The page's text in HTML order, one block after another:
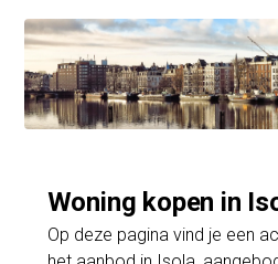
Woning kopen in
Op deze pagina vind je een